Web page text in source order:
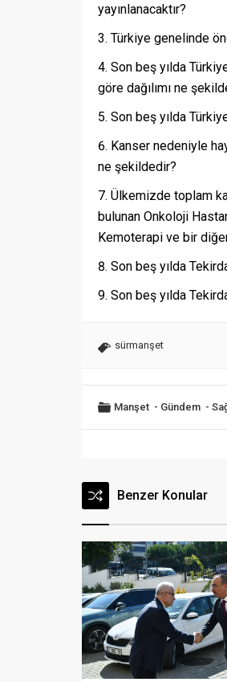
yayınlanacaktır?
Türkiye genelinde
Son beş yılda
göre dağılımı ne
Son beş yılda
Kanser nedeniyle
ne şekildedir?
Ülkemizde toplam
bulunan Onkoloji
Kemoterapi ve bir
Son beş yılda
Son beş yılda
sürmanşet
Manşet - Gündem -
Benzer Konular